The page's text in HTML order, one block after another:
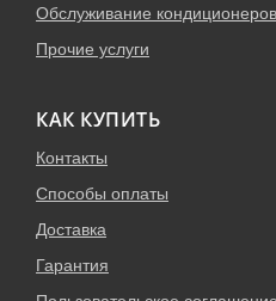
Обслуживание кондиционеров
Прочие услуги
КАК КУПИТЬ
Контакты
Способы оплаты
Доставка
Гарантия